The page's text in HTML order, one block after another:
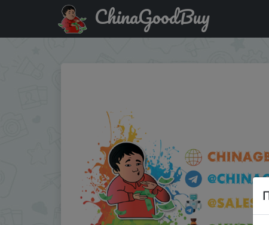
Код на знижку TXHIHAZC Tigo S300 480GB Solid
ChinaGoodBuy